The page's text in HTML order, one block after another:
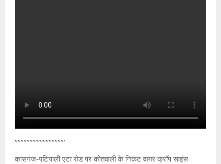
,,,,,,,,,,,,,,,,,,,,,,,,,,,,,,,,,,
कासगंज-पटियाली एटा रोड पर कोतवाली के निकट वायर क्राॅप साइंस